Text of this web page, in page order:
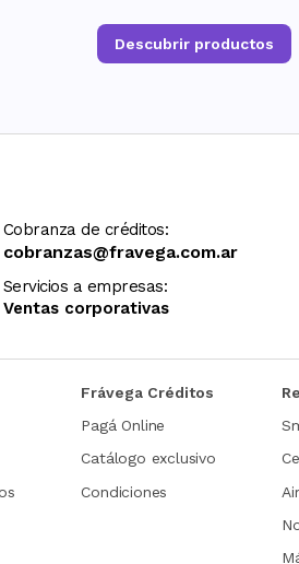
Descubrir productos
Cobranza de créditos:
cobranzas@fravega.com.ar
Servicios a empresas:
Ventas corporativas
Frávega Créditos
Pagá Online
Catálogo exclusivo
Condiciones